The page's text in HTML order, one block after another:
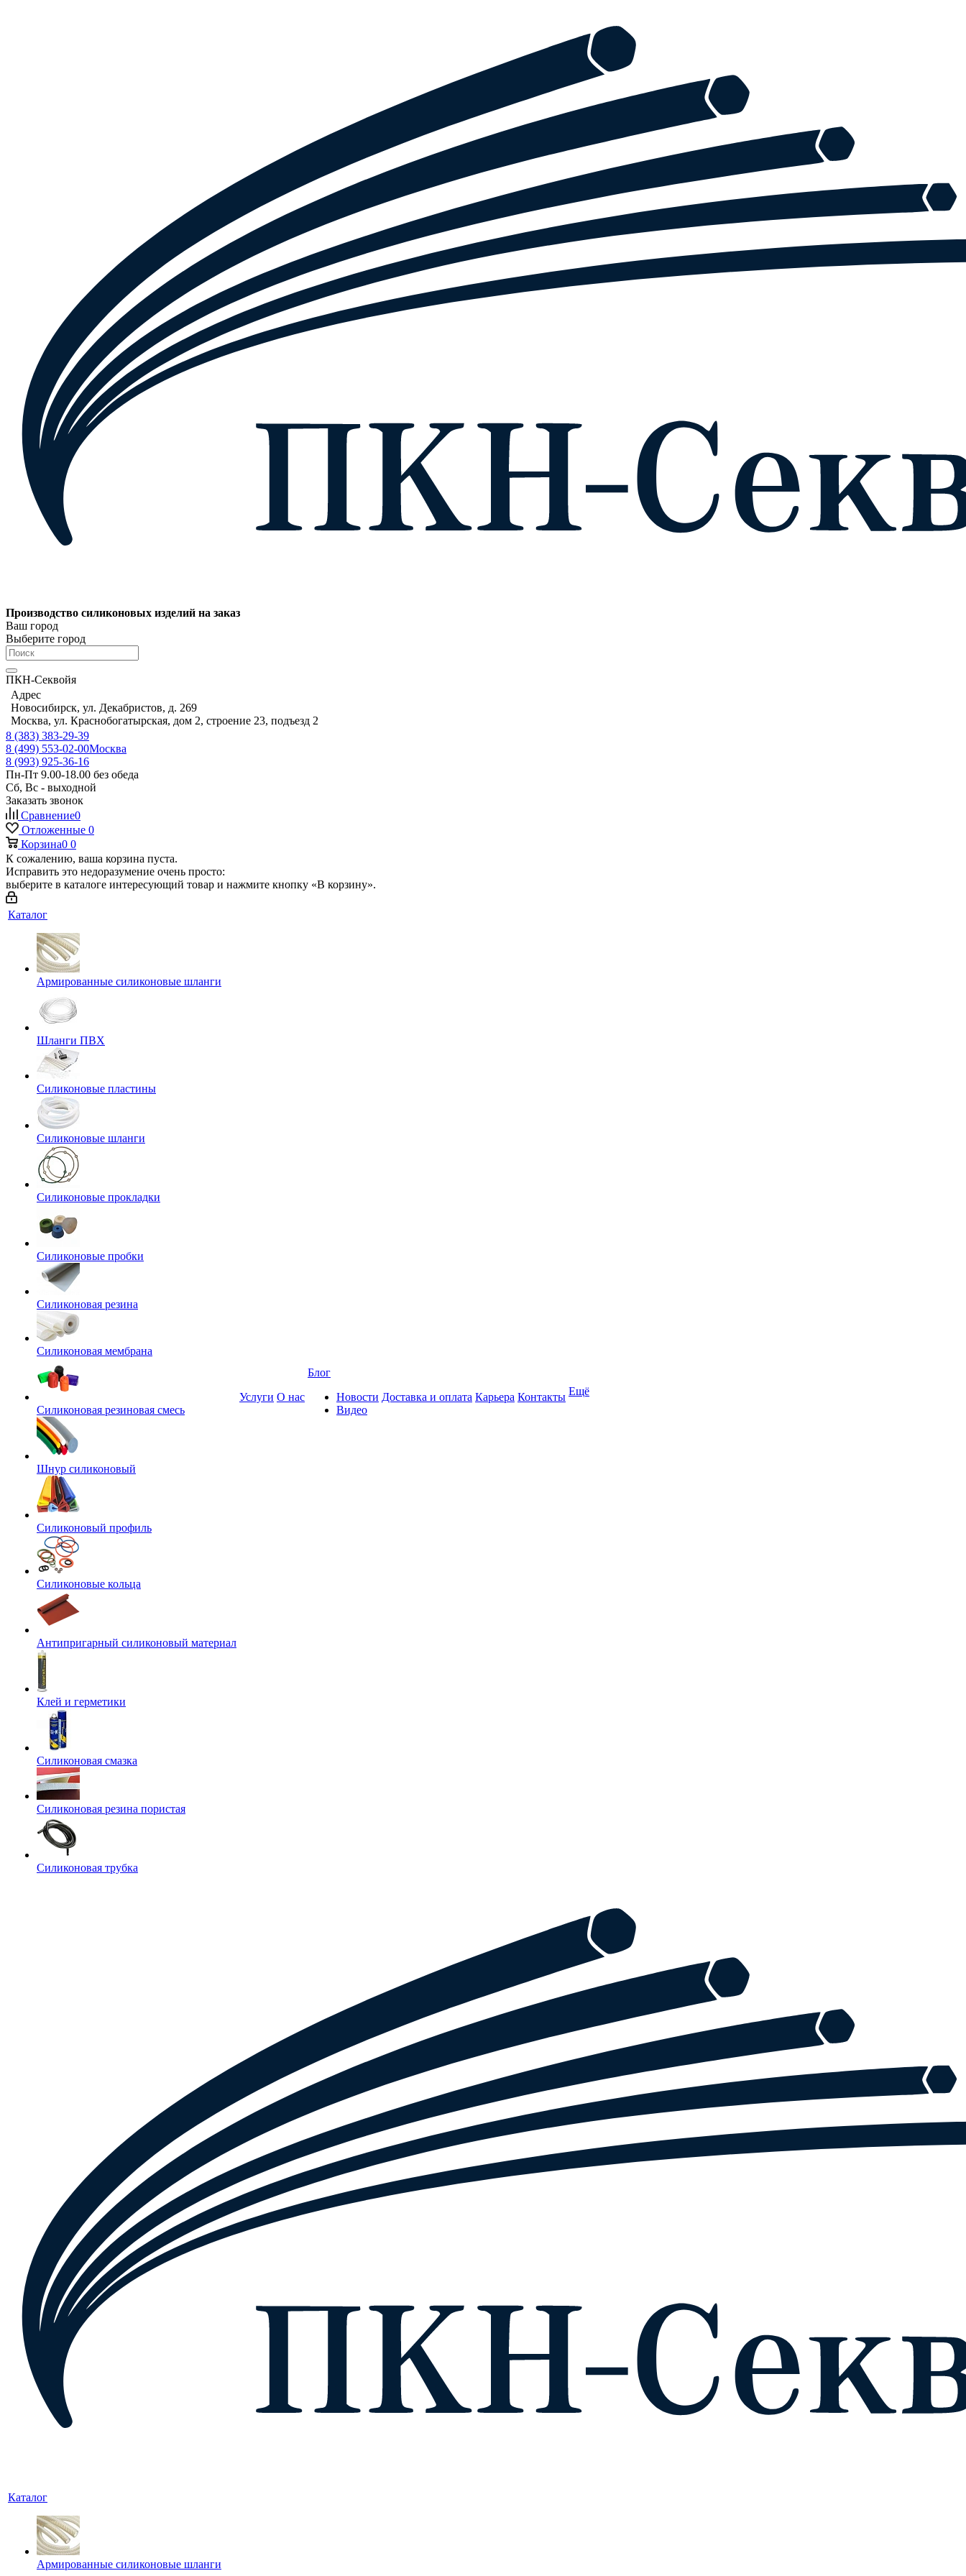
Производство силиконовых изделий на заказ
Ваш город
Выберите город
ПКН-Секвойя
Адрес
Новосибирск, ул. Декабристов, д. 269
Москва, ул. Краснобогатырская, дом 2, строение 23, подъезд 2
8 (383) 383-29-39
8 (499) 553-02-00Москва
8 (993) 925-36-16
Пн-Пт 9.00-18.00 без обеда
Сб, Вс - выходной
Заказать звонок
Сравнение0
Отложенные 0
Корзина0 0
К сожалению, ваша корзина пуста.
Исправить это недоразумение очень просто:
выберите в каталоге интересующий товар и нажмите кнопку «В корзину».
Каталог
Армированные силиконовые шланги
Шланги ПВХ
Силиконовые пластины
Силиконовые шланги
Силиконовые прокладки
Силиконовые пробки
Силиконовая резина
Силиконовая мембрана
Силиконовая резиновая смесь
Шнур силиконовый
Силиконовый профиль
Силиконовые кольца
Антипригарный силиконовый материал
Клей и герметики
Силиконовая смазка
Силиконовая резина пористая
Силиконовая трубка
Услуги О нас
Блог
Новости
Видео
Доставка и оплата Карьера Контакты Ещё
Каталог
Армированные силиконовые шланги